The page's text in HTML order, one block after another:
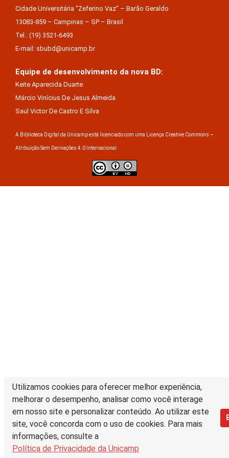
Utilizamos cookies para oferecer melhor experiência,
melhorar o desempenho, analisar como você interage
em nosso site e personalizar conteúdo. Ao utilizar este
site, você concorda com o uso de cookies. Para mais
informações, consulte a
Política de Privacidade da Unicamp
Cidade Universitária “Zeferino Vaz” – Barão Geraldo
13083-859 – Campinas – SP – Brasil
Tel.: (19) 3521-6493
E-mail: sbubd@unicamp.br
Equipe de desenvolvimento da nova BD:
Keite Aparecida Duarte
Márcio Vinícius De Jesus Almeida
Saul Victor De Castro E Silva
A Biblioteca Digital da Unicamp está licenciado com uma Licença Creative Commons –
Atribuição Sem Derivações 4.0 Internacional